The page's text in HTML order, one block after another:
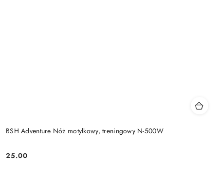
BSH Adventure Nóż motylkowy, treningowy N-500W
Cena:
25.00